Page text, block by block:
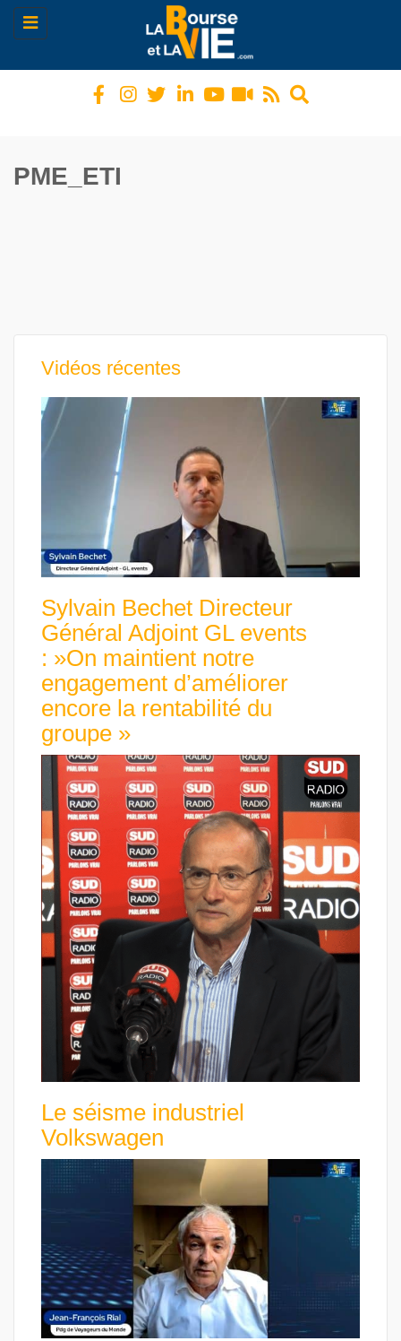
Toggle
navigation
PME_ETI
Vidéos récentes
Sylvain Bechet Directeur
Général Adjoint GL events
: »On maintient notre
engagement d’améliorer
encore la rentabilité du
groupe »
Le séisme industriel
Volkswagen